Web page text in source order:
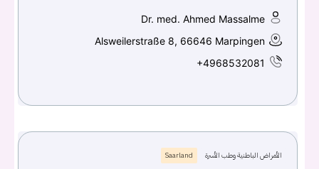
Dr. med. Ahmed Massalme
Alsweilerstraße 8, 66646 Marpingen
+4968532081
الأمراض الباطنية وطب الأسرة Saarland